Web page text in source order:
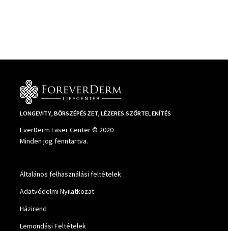
LONGEVITY, BŐRSZÉPÉSZET, LÉZERES SZŐRTELENÍTÉS
EverDerm Laser Center © 2020
Minden jog fenntartva.
Általános felhasználási feltételek
Adatvédelmi Nyilatkozat
Házirend
Lemondási Feltételek